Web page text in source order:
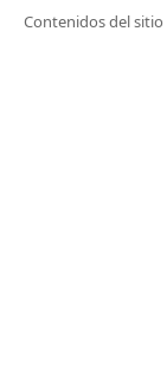
Contenidos del sitio